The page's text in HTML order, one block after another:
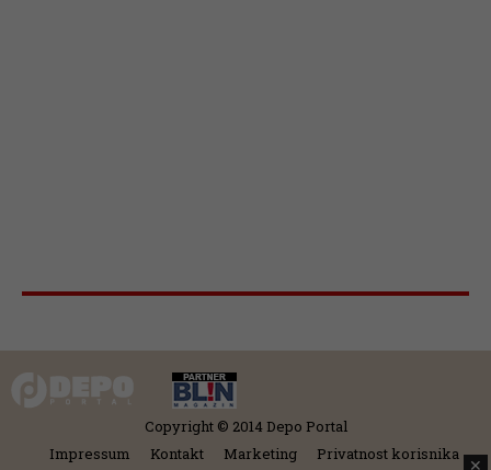
Copyright © 2014 Depo Portal
Impressum
Kontakt Marketing
Privatnost korisnika